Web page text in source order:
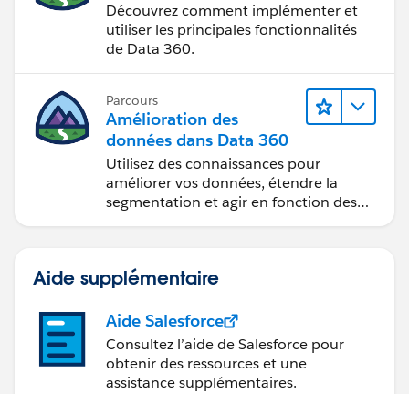
Découvrez comment implémenter et
utiliser les principales fonctionnalités
de Data 360.
Parcours
Amélioration des
données dans Data 360
Utilisez des connaissances pour
améliorer vos données, étendre la
segmentation et agir en fonction des
données.
Aide supplémentaire
Aide Salesforce
Consultez l’aide de Salesforce pour
obtenir des ressources et une
assistance supplémentaires.